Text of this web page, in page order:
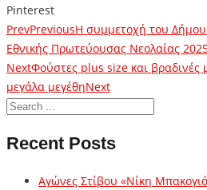
Pinterest
PrevPreviousΗ συμμετοχή του
Εθνικής Πρωτεύουσας Νεολαίας
NextΦούστες plus size και βραδινές
μεγάλα μεγέθηNext
Recent Posts
Αγώνες Στίβου «Νίκη